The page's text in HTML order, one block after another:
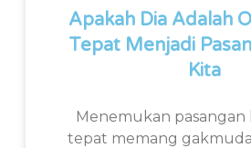
Apakah Dia Adalah
Tepat Menjadi
Kita
Menemukan pasangan
tepat memang